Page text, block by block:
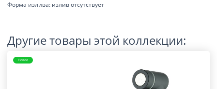
Форма излива: излив отсутствует
Другие товары этой коллекции:
Новое